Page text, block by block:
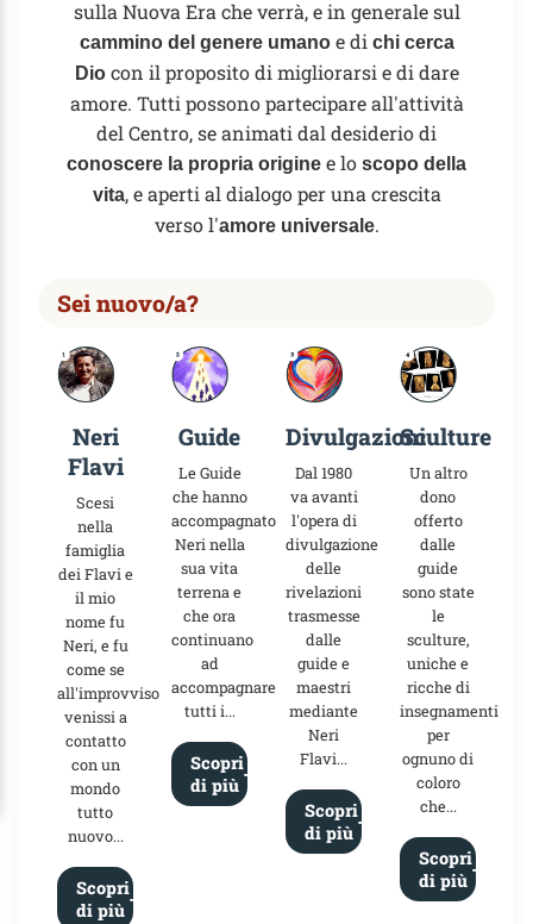
sulla Nuova Era che verrà, e in generale sul
cammino del genere umanoe di chi cerca
Diocon il proposito di migliorarsi e di dare
amore. Tutti possono partecipare all'attività
del Centro, se animati dal desiderio di
conoscere la propria origine e lo scopo della
vita, e aperti al dialogo per una crescita
verso l'amore universale.
Sei nuovo/a?
Neri
Flavi
Scesi
nella
famiglia
dei Flavi e
il mio
nome fu
Neri, e fu
come se
all'improvviso
venissi a
contatto
con un
mondo
tutto
nuovo...
Scopri
di più
Guide
Le Guide
che hanno
accompagnato
Neri nella
sua vita
terrena e
che ora
continuano
ad
accompagnare
tutti i...
Scopri
di più
Divulgazioni
Dal 1980
va avanti
l'opera di
divulgazione
delle
rivelazioni
trasmesse
dalle
guide e
maestri
mediante
Neri
Flavi...
Scopri
di più
Sculture
Un altro
dono
offerto
dalle
guide
sono state
le
sculture,
uniche e
ricche di
insegnamenti
per
ognuno di
coloro
che...
Scopri
di più